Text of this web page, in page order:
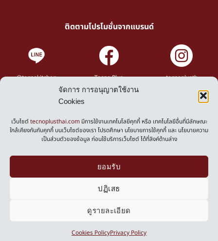
จัดการ การอนุญาตใช้งาน
Cookies
เว็บไซต์tecnoplusthai.comมีการใช้งานเทคโนโลยีคุกกี้ หรือ เทคโนโลยีอื่นที่มีลักษณะ
ใกล้เคียงกันกับคุกกี้ บนเว็บไซต์ของเรา โปรดศึกษา นโยบายการใช้คุกกี้ และ นโยบายความ
เป็นส่วนตัวของข้อมูล ก่อนใช้บริการเว็บไซต์ ได้ที่ลิงค์ด้านล่าง
ยอมรับ
ปฏิเสธ
ดูรายละเอียด
Cookies PolicyPrivacy Policy
ติดตามโปรโมชั่นจากแบรนด์
@tecnokitchen Tecno Plus tecnoplusth
Privacy Policy
Cookies Policy
Copyright ©2026 Tecnoplus, All Rights Reserved.